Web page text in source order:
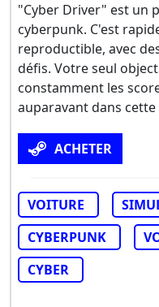
"Cyber Driver" est un
cyberpunk. C'est
reproductible, avec
défis. Votre seul
constamment les
auparavant dans
ACHETER
VOITURE
CYBERPUNK
CYBER